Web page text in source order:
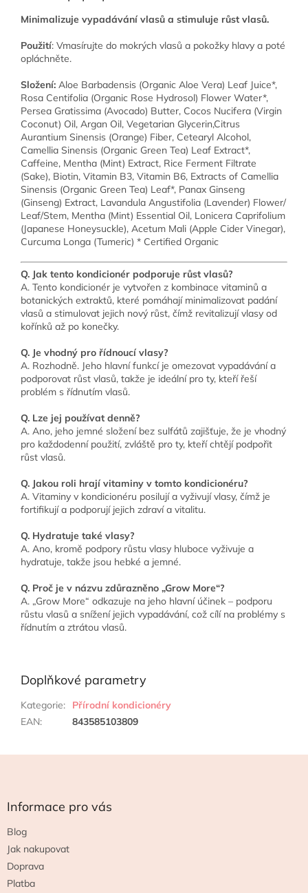
Minimalizuje vypadávání vlasů a stimuluje růst vlasů.
Použití: Vmasírujte do mokrých vlasů a pokožky hlavy a poté
opláchněte.
Složení: Aloe Barbadensis (Organic Aloe Vera) Leaf Juice*,
Rosa Centifolia (Organic Rose Hydrosol) Flower Water*,
Persea Gratissima (Avocado) Butter, Cocos Nucifera (Virgin
Coconut) Oil, Argan Oil, Vegetarian Glycerin,Citrus
Aurantium Sinensis (Orange) Fiber, Cetearyl Alcohol,
Camellia Sinensis (Organic Green Tea) Leaf Extract*,
Caffeine, Mentha (Mint) Extract, Rice Ferment Filtrate
(Sake), Biotin, Vitamin B3, Vitamin B6, Extracts of Camellia
Sinensis (Organic Green Tea) Leaf*, Panax Ginseng
(Ginseng) Extract, Lavandula Angustifolia (Lavender) Flower/
Leaf/Stem, Mentha (Mint) Essential Oil, Lonicera Caprifolium
(Japanese Honeysuckle), Acetum Mali (Apple Cider Vinegar),
Curcuma Longa (Tumeric) * Certified Organic
Q. Jak tento kondicionér podporuje růst vlasů?
A. Tento kondicionér je vytvořen z kombinace vitaminů a
botanických extraktů, které pomáhají minimalizovat padání
vlasů a stimulovat jejich nový růst, čímž revitalizují vlasy od
kořínků až po konečky.
Q. Je vhodný pro řídnoucí vlasy?
A. Rozhodně. Jeho hlavní funkcí je omezovat vypadávání a
podporovat růst vlasů, takže je ideální pro ty, kteří řeší
problém s řídnutím vlasů.
Q. Lze jej používat denně?
A. Ano, jeho jemné složení bez sulfátů zajišťuje, že je vhodný
pro každodenní použití, zvláště pro ty, kteří chtějí podpořit
růst vlasů.
Q. Jakou roli hrají vitaminy v tomto kondicionéru?
A. Vitaminy v kondicionéru posilují a vyživují vlasy, čímž je
fortifikují a podporují jejich zdraví a vitalitu.
Q. Hydratuje také vlasy?
A. Ano, kromě podpory růstu vlasy hluboce vyživuje a
hydratuje, takže jsou hebké a jemné.
Q. Proč je v názvu zdůrazněno „Grow More“?
A. „Grow More“ odkazuje na jeho hlavní účinek – podporu
růstu vlasů a snížení jejich vypadávání, což cílí na problémy s
řídnutím a ztrátou vlasů.
Doplňkové parametry
Kategorie:
Přírodní kondicionéry
EAN: 843585103809
Informace pro vás
Blog
Jak nakupovat
Doprava
Platba